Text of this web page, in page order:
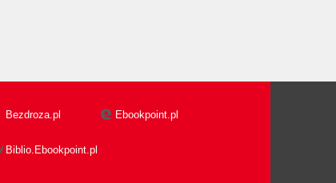
Bezdroza.pl Ebookpoint.pl
Biblio.Ebookpoint.pl